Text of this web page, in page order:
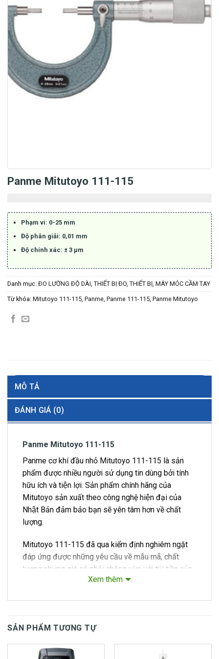
Panme Mitutoyo 111-115
Phạm vi: 0-25 mm
Độ phân giải: 0,01 mm
Độ chính xác: ± 3 µm
Danh mục: ĐO LƯỜNG ĐỘ DÀI THIẾT BỊ ĐO THIẾT BỊ, MÁY MÓC CẦM TAY
Từ khóa: Mitutoyo 111-115 Panme Panme 111-115 Panme Mitutoyo
MÔ TẢ
ĐÁNH GIÁ (0)
Panme Mitutoyo 111-115
Panme cơ khí đầu nhỏ Mitutoyo 111-115 là sản
phẩm được nhiều người sử dụng tin dùng bởi tính
hữu ích và tiện lợi. Sản phẩm chính hãng của
Mitutoyo sản xuất theo công nghệ hiện đại của
Nhật Bản đảm bảo bạn sẽ yên tâm hơn về chất
lượng.
Mitutoyo 111-115 đã qua kiểm định nghiêm ngặt
đáp ứng được những yêu cầu về mẫu mã, chất
lượng nhưng giá cả phải chăng vừa với túi tiền của
Tính năng, đặc điểm
làm vật liệu cứng cáp, không gỉ, chắc chắn, giảm
độ chói từ ánh sáng, chịu được va chạm giúp
sản phẩm bền lâu, chống mài mòn sau thời gian
Xem thêm
SẢN PHẨM TƯƠNG TỰ